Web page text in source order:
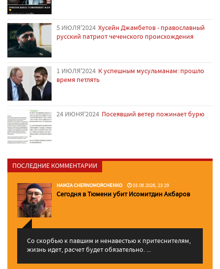
5 ИЮЛЯ'2024 Хусейн Джамбетов - православный
русский патриот чеченского происхождения
1 ИЮЛЯ'2024 К успешным мусульманам: прошло
время петлять
24 ИЮНЯ'2024 Посеявший ветер пожинает бурю
ПОСЛЕДНИЕ КОММЕНТАРИИ
HAMZA CHERNOMORCHENKO 03.06.2026, 23:29
Сегодня в Тюмени убит Исомитдин Акбаров
Со скорбью к павшим и ненавестью к притеснителям,
жизнь идет, расчет будет обязательно. ...